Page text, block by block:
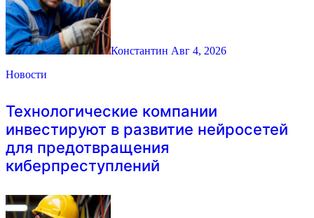
Константин Авг 4, 2026
Новости
Технологические компании
инвестируют в развитие нейросетей
для предотвращения
киберпреступлений